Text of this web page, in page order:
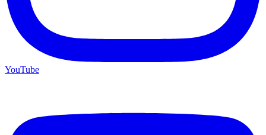
YouTube